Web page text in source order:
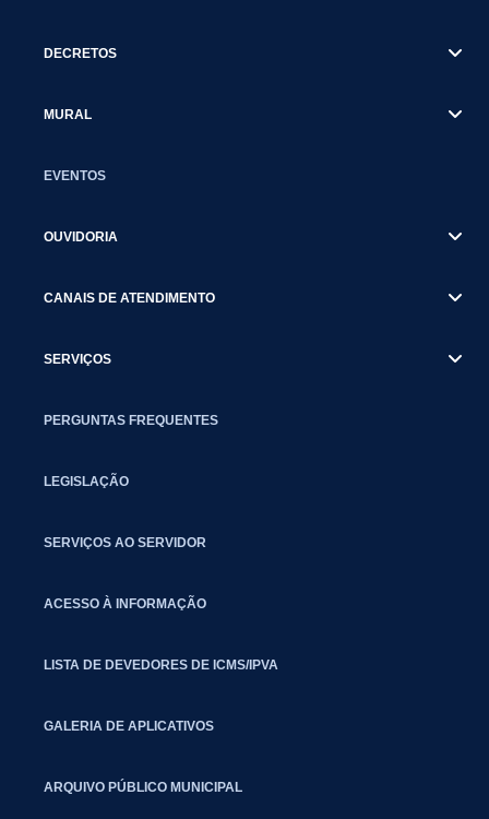
DECRETOS
MURAL
EVENTOS
OUVIDORIA
CANAIS DE ATENDIMENTO
SERVIÇOS
PERGUNTAS FREQUENTES
LEGISLAÇÃO
SERVIÇOS AO SERVIDOR
ACESSO À INFORMAÇÃO
LISTA DE DEVEDORES DE ICMS/IPVA
GALERIA DE APLICATIVOS
ARQUIVO PÚBLICO MUNICIPAL